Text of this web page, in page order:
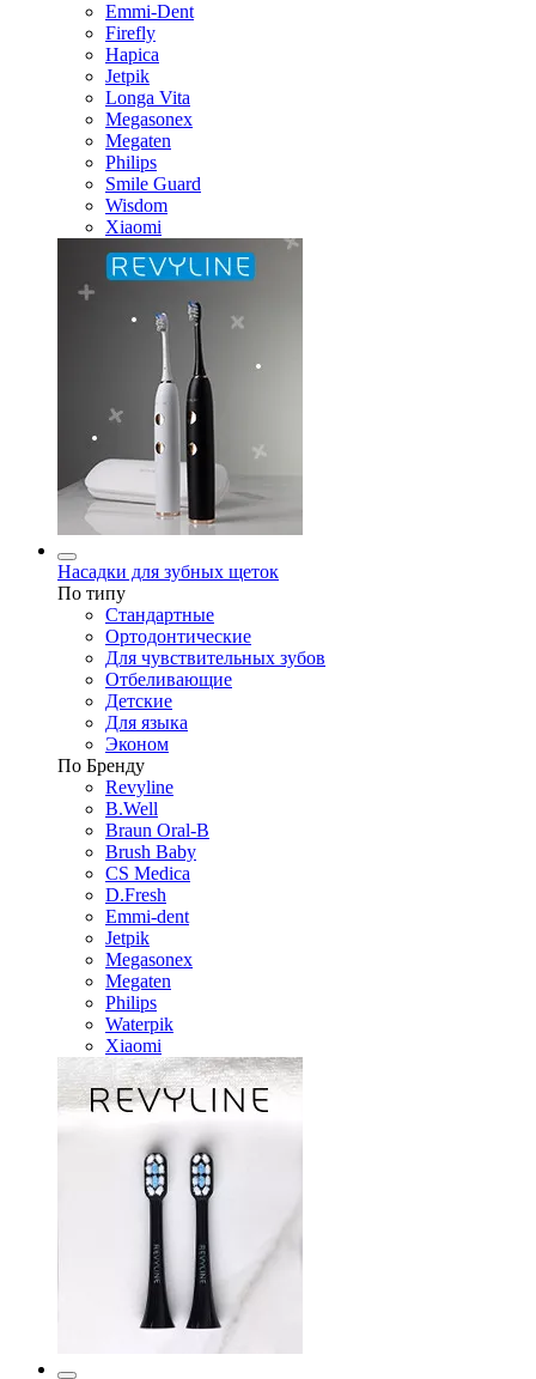
Emmi-Dent
Firefly
Hapica
Jetpik
Longa Vita
Megasonex
Megaten
Philips
Smile Guard
Wisdom
Xiaomi
Насадки для зубных щеток
По типу
Стандартные
Ортодонтические
Для чувствительных зубов
Отбеливающие
Детские
Для языка
Эконом
По Бренду
Revyline
B.Well
Braun Oral-B
Brush Baby
CS Medica
D.Fresh
Emmi-dent
Jetpik
Megasonex
Megaten
Philips
Waterpik
Xiaomi